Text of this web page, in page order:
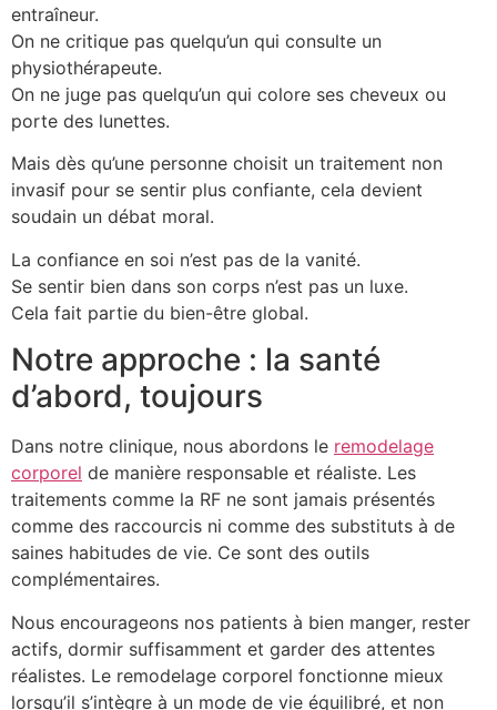
entraîneur.
On ne critique pas quelqu’un qui consulte un
physiothérapeute.
On ne juge pas quelqu’un qui colore ses cheveux ou
porte des lunettes.
Mais dès qu’une personne choisit un traitement non
invasif pour se sentir plus confiante, cela devient
soudain un débat moral.
La confiance en soi n’est pas de la vanité.
Se sentir bien dans son corps n’est pas un luxe.
Cela fait partie du bien-être global.
Notre approche : la santé
d’abord, toujours
Dans notre clinique, nous abordons le remodelage
corporel de manière responsable et réaliste. Les
traitements comme la RF ne sont jamais présentés
comme des raccourcis ni comme des substituts à de
saines habitudes de vie. Ce sont des outils
complémentaires.
Nous encourageons nos patients à bien manger, rester
actifs, dormir suffisamment et garder des attentes
réalistes. Le remodelage corporel fonctionne mieux
lorsqu’il s’intègre à un mode de vie équilibré, et non